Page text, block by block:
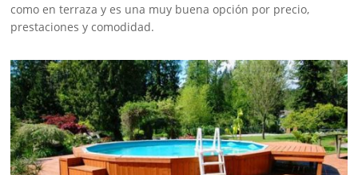
como en terraza y es una muy buena opción por precio,
prestaciones y comodidad.